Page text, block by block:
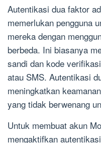
Autentikasi dua faktor
memerlukan pengguna
mereka dengan
berbeda. Ini biasanya
sandi dan kode
atau SMS. Autentikasi
meningkatkan
yang tidak berwenang
Untuk membuat akun
mengaktifkan